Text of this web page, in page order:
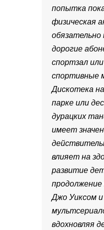
попытка
физическая
обязательно
дорогие
спортзал
спортивные
Дискотека
парке или
дурацких
имеет
влияет на
развитие
Джо Уиксом и
вдохновляя